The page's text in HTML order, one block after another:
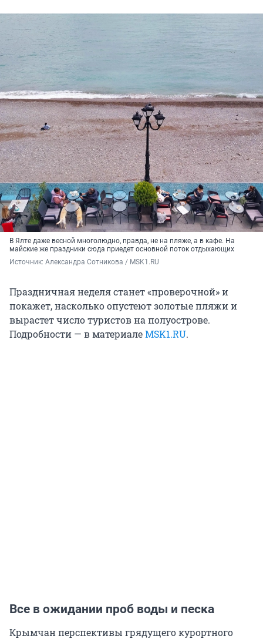
В Ялте даже весной многолюдно, правда, не на пляже, а в кафе. На
майские же праздники сюда приедет основной поток отдыхающих
Источник: Александра Сотникова / MSK1.RU
Праздничная неделя станет «проверочной» и
покажет, насколько опустеют золотые пляжи и
вырастет число туристов на полуострове.
Подробности — в материалеMSK1.RU.
Все в ожидании проб воды и песка
Крымчан перспективы грядущего курортного